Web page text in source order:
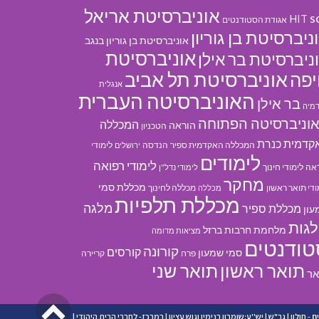
HIT אגודת הסטודנטים אוניברסיטת אריאל
בן גוריון אוניברסיטת בן גוריון בנגב
בר אילן אוניברסיטת
אוניברסיטת תל אביב אנגלית
בר אילן האוניברסיטה העברית
הפתוחה הוראה הטכניון המכללה
כנרת המכללה האקדמית ספיר הנדסה ירושלים לימודי
לימודי חינוך לימודים לימודי נדל"ן לימודי רפואה
תואר ראשון מחקר מכללה מכללה לחינוך מכללת סמי
מכללת ספיר מכללת תלפיותמלגה
מלחמת חרבות ברזל מציאות מדומה
סמי שמעון פרח קורונה קורסים קריירה
תואר ראשון תואר שני
- חולון |גב"ש | יש''ע:שומרון בנימין וגוש עציון | במרכז- לחברי הבית היהודי |